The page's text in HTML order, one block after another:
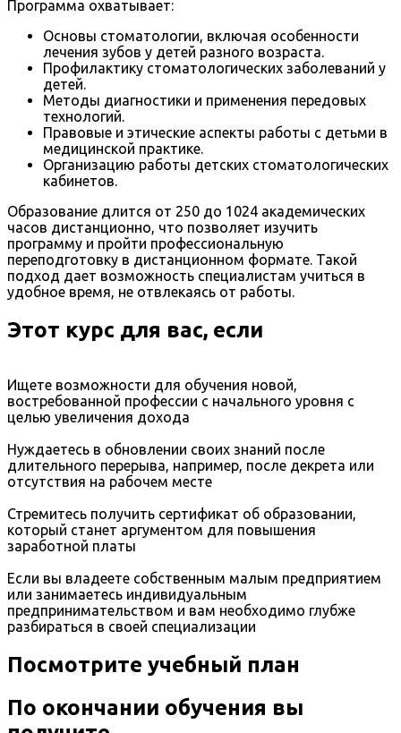
Программа охватывает:
Основы стоматологии, включая особенности
лечения зубов у детей разного возраста.
Профилактику стоматологических заболеваний у
детей.
Методы диагностики и применения передовых
технологий.
Правовые и этические аспекты работы с детьми в
медицинской практике.
Организацию работы детских стоматологических
кабинетов.
Образование длится от 250 до 1024 академических
часов дистанционно, что позволяет изучить
программу и пройти профессиональную
переподготовку в дистанционном формате. Такой
подход дает возможность специалистам учиться в
удобное время, не отвлекаясь от работы.
Этот курс для вас, если
Ищете возможности для обучения новой,
востребованной профессии с начального уровня с
целью увеличения дохода
Нуждаетесь в обновлении своих знаний после
длительного перерыва, например, после декрета или
отсутствия на рабочем месте
Стремитесь получить сертификат об образовании,
который станет аргументом для повышения
заработной платы
Если вы владеете собственным малым предприятием
или занимаетесь индивидуальным
предпринимательством и вам необходимо глубже
разбираться в своей специализации
Посмотрите учебный план
По окончании обучения вы